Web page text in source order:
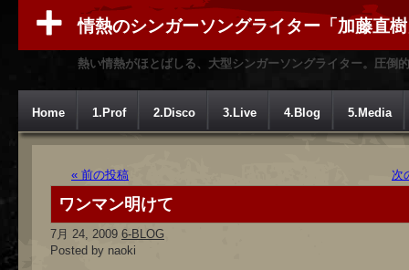
情熱のシンガーソングライター「加藤直
熱い情熱がほとばしる、大型シンガーソングライター。圧倒
Home 1.Prof 2.Disco 3.Live 4.Blog 5.Media
« 前の投稿 次
ワンマン明けて
7月 24, 2009 6-BLOG
Posted by naoki